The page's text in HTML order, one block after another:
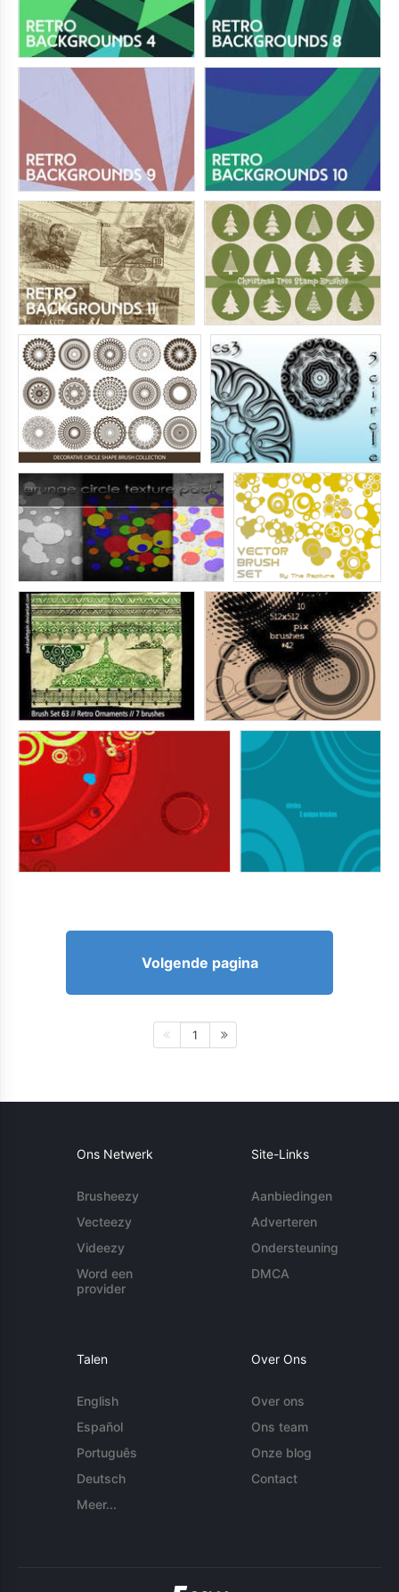
Volgende pagina
1
Ons Netwerk
Brusheezy
Vecteezy
Videezy
Word een
provider
Site-Links
Aanbiedingen
Adverteren
Ondersteuning
DMCA
Talen
English
Español
Português
Deutsch
Meer...
Over Ons
Over ons
Ons team
Onze blog
Contact